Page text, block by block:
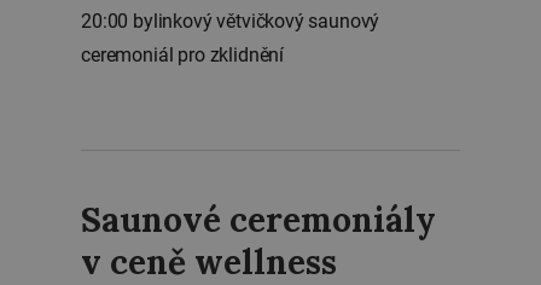
20:00 bylinkový větvičkový saunový
ceremoniál pro zklidnění
Saunové ceremoniály
v ceně wellness